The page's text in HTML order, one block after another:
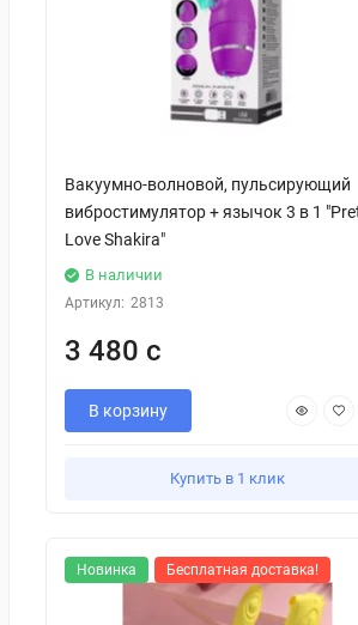
Вакуумно-волновой, пульсирующий
вибростимулятор + язычок 3 в 1
Love Shakira"
В наличии
Артикул: 2813
3 480 с
В корзину
Купить в 1 клик
Новинка Бесплатная доставка!